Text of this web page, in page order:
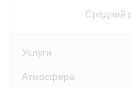
Средний
Услуги
Атмосфера